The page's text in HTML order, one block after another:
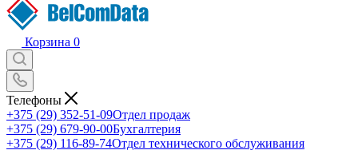
Корзина 0
Телефоны
+375 (29) 352-51-09Отдел продаж
+375 (29) 679-90-00Бухгалтерия
+375 (29) 116-89-74Отдел технического обслуживания